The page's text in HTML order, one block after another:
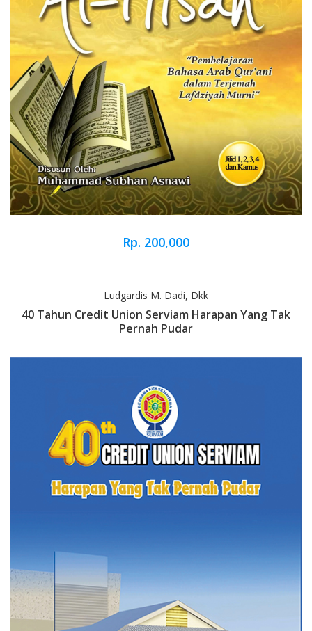
Rp. 200,000
Ludgardis M. Dadi, Dkk
40 Tahun Credit Union Serviam Harapan Yang Tak
Pernah Pudar